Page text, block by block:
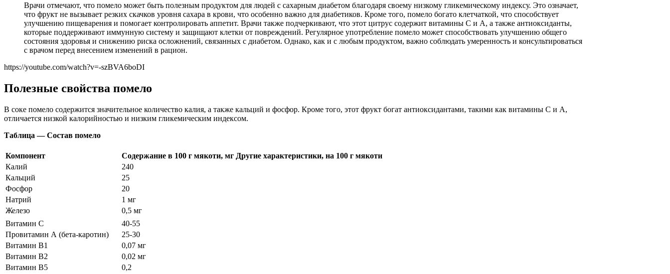
Врачи отмечают, что помело может быть полезным продуктом для людей с сахарным диабетом благодаря своему низкому гликемическому индексу. Это означает,
что фрукт не вызывает резких скачков уровня сахара в крови, что особенно важно для диабетиков. Кроме того, помело богато клетчаткой, что способствует
улучшению пищеварения и помогает контролировать аппетит. Врачи также подчеркивают, что этот цитрус содержит витамины C и A, а также антиоксиданты,
которые поддерживают иммунную систему и защищают клетки от повреждений. Регулярное употребление помело может способствовать улучшению общего
состояния здоровья и снижению риска осложнений, связанных с диабетом. Однако, как и с любым продуктом, важно соблюдать умеренность и консультироваться
с врачом перед внесением изменений в рацион.
https://youtube.com/watch?v=-szBVA6boDI
Полезные свойства помело
В соке помело содержится значительное количество калия, а также кальций и фосфор. Кроме того, этот фрукт богат антиоксидантами, такими как витамины С и А,
отличается низкой калорийностью и низким гликемическим индексом.
Таблица — Состав помело
Компонент Содержание в 100 г мякоти, мг Другие характеристики, на 100 г мякоти
Калий
240
Кальций
25
Фосфор
20
Натрий
1 мг
Железо
0,5 мг
Витамин С
40-55
Провитамин А (бета-каротин)
25-30
Витамин В1
0,07 мг
Витамин В2
0,02 мг
Витамин В5
0,2